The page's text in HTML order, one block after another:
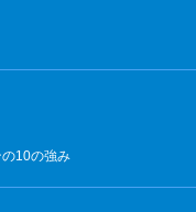
10の強み